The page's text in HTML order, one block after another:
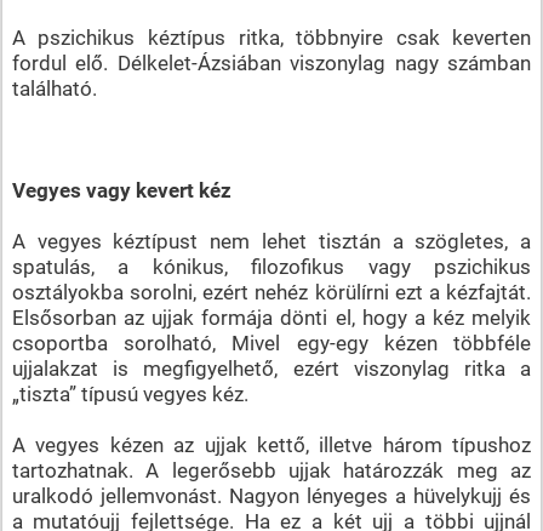
A pszichikus kéztípus ritka, többnyire csak keverten
fordul elő. Délkelet-Ázsiában viszonylag nagy számban
található.
Vegyes vagy kevert kéz
A vegyes kéztípust nem lehet tisztán a szögletes, a
spatulás, a kónikus, filozofikus vagy pszichikus
osztályokba sorolni, ezért nehéz körülírni ezt a kézfajtát.
Elsősorban az ujjak formája dönti el, hogy a kéz melyik
csoportba sorolható, Mivel egy-egy kézen többféle
ujjalakzat is megfigyelhető, ezért viszonylag ritka a
„tiszta” típusú vegyes kéz.
A vegyes kézen az ujjak kettő, illetve három típushoz
tartozhatnak. A legerősebb ujjak határozzák meg az
uralkodó jellemvonást. Nagyon lényeges a hüvelykujj és
a mutatóujj fejlettsége. Ha ez a két ujj a többi ujjnál